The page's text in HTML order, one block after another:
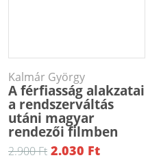
Kalmár György
A férfiasság alakzatai
a rendszerváltás
utáni magyar
rendezői filmben
2.900 Ft 2.030 Ft